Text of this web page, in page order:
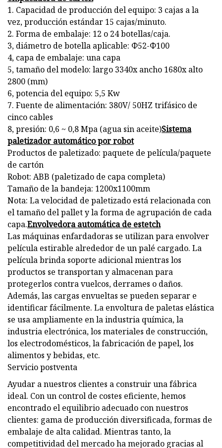
1. Capacidad de producción del equipo: 3 cajas a la
vez, producción estándar 15 cajas/minuto.
2. Forma de embalaje: 12 o 24 botellas/caja.
3, diámetro de botella aplicable: Φ52-Φ100
4, capa de embalaje: una capa
5, tamaño del modelo: largo 3340x ancho 1680x alto
2800 (mm)
6, potencia del equipo: 5,5 Kw
7. Fuente de alimentación: 380V/ 50HZ trifásico de
cinco cables
8, presión: 0,6 ~ 0,8 Mpa (agua sin aceite)Sistema
paletizador automático por robot
Productos de paletizado: paquete de película/paquete
de cartón
Robot: ABB (paletizado de capa completa)
Tamaño de la bandeja: 1200x1100mm
Nota: La velocidad de paletizado está relacionada con
el tamaño del pallet y la forma de agrupación de cada
capa.Envolvedora automática de estetch
Las máquinas enfardadoras se utilizan para envolver
película estirable alrededor de un palé cargado. La
película brinda soporte adicional mientras los
productos se transportan y almacenan para
protegerlos contra vuelcos, derrames o daños.
Además, las cargas envueltas se pueden separar e
identificar fácilmente. La envoltura de paletas elástica
se usa ampliamente en la industria química, la
industria electrónica, los materiales de construcción,
los electrodomésticos, la fabricación de papel, los
alimentos y bebidas, etc.
Servicio postventa
Ayudar a nuestros clientes a construir una fábrica
ideal. Con un control de costes eficiente, hemos
encontrado el equilibrio adecuado con nuestros
clientes: gama de producción diversificada, formas de
embalaje de alta calidad. Mientras tanto, la
competitividad del mercado ha mejorado gracias al